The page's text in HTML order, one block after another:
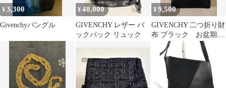
¥3,300
Givenchyバングル
¥48,000
GIVENCHY レザー バ
ックパック リュック
¥9,500
GIVENCHY 二つ折り財
布 ブラック お盆期間
セール